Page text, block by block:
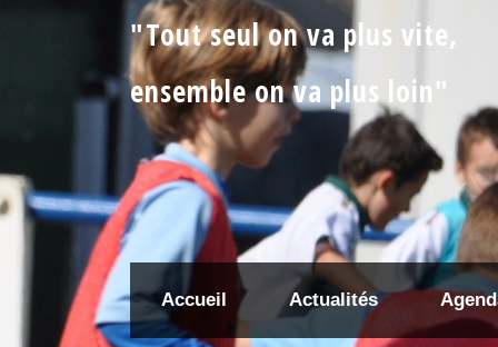
"Tout seul on va plus vite,
ensemble on va plus loin"
Accueil Actualités